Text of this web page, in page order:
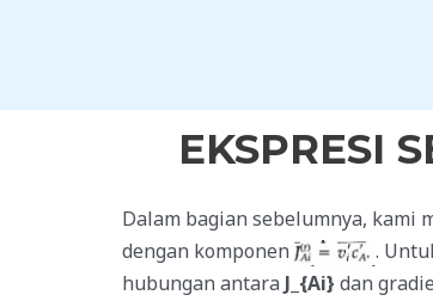
EKSPRESI
Dalam bagian sebelumnya,
dengan komponen
.
hubungan antara J_{Ai} dan